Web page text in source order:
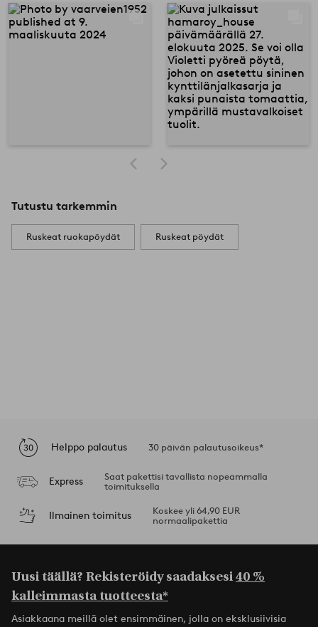
Tutustu tarkemmin
Ruskeat ruokapöydät Ruskeat pöydät
Helppo palautus 30 päivän palautusoikeus*
Express
Saat pakettisi tavallista nopeammalla
toimituksella
Ilmainen toimitus
Koskee yli 64,90 EUR
normaalipakettia
Uusi täällä? Rekisteröidy saadaksesi40 %
kalleimmasta tuotteesta*
Asiakkaana meillä olet ensimmäinen, jolla on eksklusiivisia